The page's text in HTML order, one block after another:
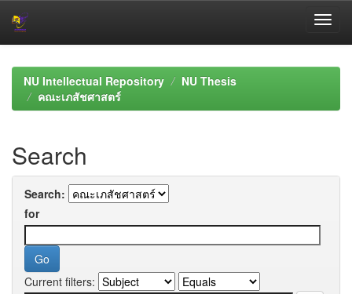
navigationNU Intellectual Repository
NU Thesis
คณะเภสัชศาสตร์
Search
Search:
for
Current filters: